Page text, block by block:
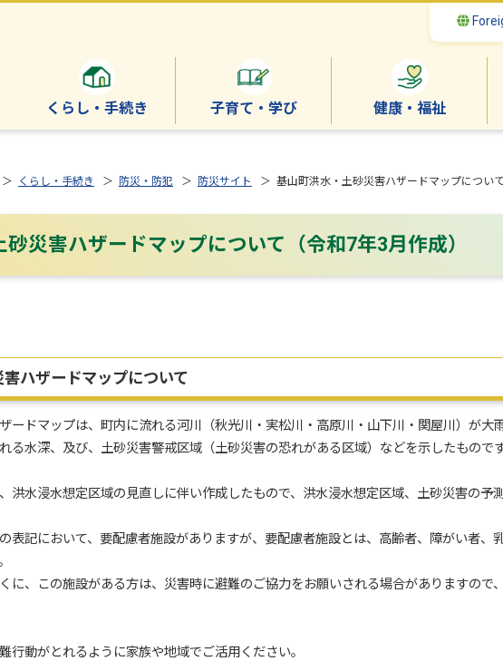
くらし・手続き 子育て・学び 健康・福祉
＞ くらし・手続き ＞ 防災・防犯 ＞ 防災サイト ＞ 基山町洪水・土砂災害ハザードマップについ
災害ハザードマップについて（令和7年3月作成）
ハザードマップについて
ードマップは、町内に流れる河川（秋光川・実松川・高原川・山下川・関屋川）が大
る水深、及び、土砂災害警戒区域（土砂災害の恐れがある区域）などを示したもので
洪水浸水想定区域の見直しに伴い作成したもので、洪水浸水想定区域、土砂災害の予
表記において、要配慮者施設がありますが、要配慮者施設とは、高齢者、障がい者、
に、この施設がある方は、災害時に避難のご協力をお願いされる場合がありますので
動がとれるように家族や地域でご活用ください。